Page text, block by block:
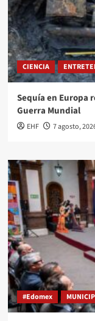
CIENCIA
Sequía en Europa
Guerra Mundial
EHF 7 agosto,
#Edomex